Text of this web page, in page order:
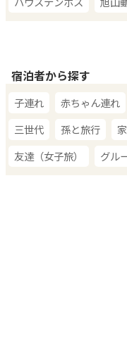
宿泊者から探す
子連れ 赤ちゃん連れ
三世代
孫と旅行
友達（女子旅）
グル